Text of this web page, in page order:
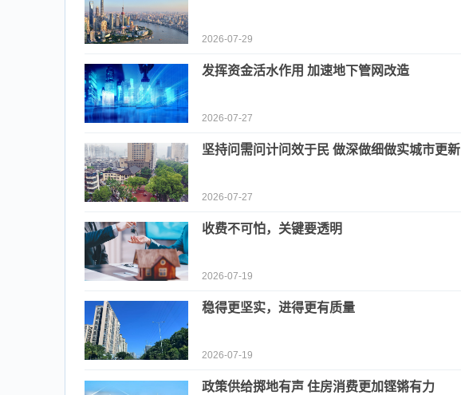
2026-07-29
发挥资金活水作用 加速地下管网改造
2026-07-27
坚持问需问计问效于民 做深做细做实城市更新
2026-07-27
收费不可怕，关键要透明
2026-07-19
稳得更坚实，进得更有质量
2026-07-19
政策供给掷地有声 住房消费更加铿锵有力